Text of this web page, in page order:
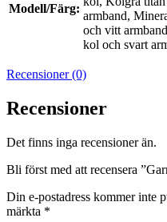
Modell/Färg:
armband,
och vitt
kol och svart
Recensioner (0)
Recensioner
Det finns inga recensioner än.
Bli först med att recensera
Din e-postadress kommer inte
märkta *